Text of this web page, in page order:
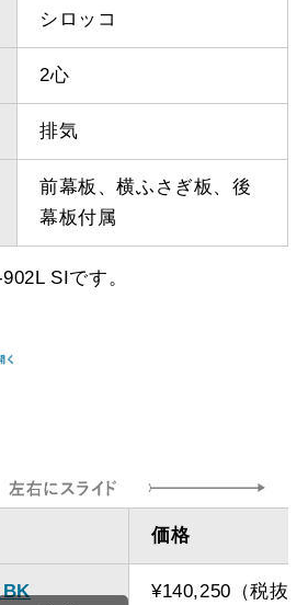
シロッコ
2心
排気
前幕板、横ふさぎ板、後
幕板付属
SIです。
最大寸法 1250ｍｍ（前/
後幕板、スライドあり）
点検口を設けての最小寸
価格
BK
¥140,250（税抜